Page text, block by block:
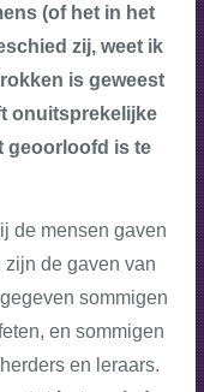
(of het in het
zij, weet ik
is geweest
onuitsprekelijke
geoorloofd is te
de mensen gaven
zijn de gaven van
sommigen
en sommigen
en leraars.